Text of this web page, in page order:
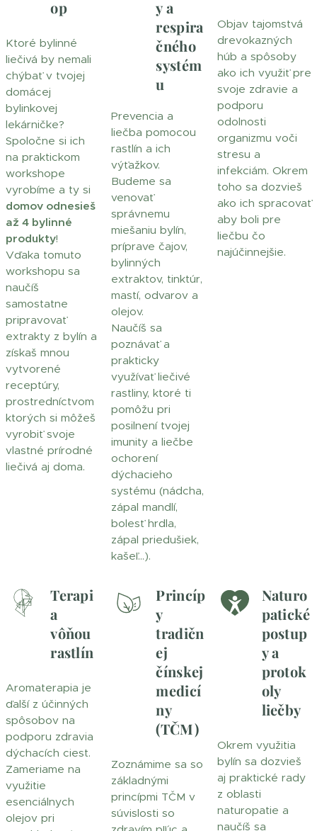
op
Ktoré bylinné
liečivá by nemali
chýbať v tvojej
domácej
bylinkovej
lekárničke?
Spoločne si ich
na praktickom
workshope
vyrobíme a ty si
domov odnesieš
až4 bylinné
produkty!
Vďaka tomuto
workshopu sa
naučíš
samostatne
pripravovať
extrakty z bylín a
získaš mnou
vytvorené
receptúry,
prostredníctvom
ktorých si môžeš
vyrobiť svoje
vlastné prírodné
liečivá aj doma.
y a
respira
čného
systém
u
Prevencia a
liečba pomocou
rastlín a ich
výťažkov.
Budeme sa
venovať
správnemu
miešaniu bylín,
príprave čajov,
bylinných
extraktov, tinktúr,
mastí, odvarov a
olejov.
Naučíš sa
poznávať a
prakticky
využívať liečivé
rastliny, ktoré ti
pomôžu pri
posilnení tvojej
imunity a liečbe
ochorení
dýchacieho
systému (nádcha,
zápal mandlí,
bolesť hrdla,
zápal priedušiek,
kašeľ...).
Objav tajomstvá
drevokazných
húb a spôsoby
ako ich využiť pre
svoje zdravie a
podporu
odolnosti
organizmu voči
stresu a
infekciám. Okrem
toho sa dozvieš
ako ich spracovať
aby boli pre
liečbu čo
najúčinnejšie.
Terapi
a
vôňou
rastlín
Aromaterapia je
ďalší z účinných
spôsobov na
podporu zdravia
dýchacích ciest.
Zameriame na
využitie
esenciálnych
olejov pri
Princíp
y
tradičn
ej
čínskej
medicí
ny
(TČM)
Zoznámime sa so
základnými
princípmi TČM v
súvislosti so
Naturo
patické
postup
y a
protok
oly
liečby
Okrem využitia
bylín sa dozvieš
aj praktické rady
z oblasti
naturopatie a
naučíš sa